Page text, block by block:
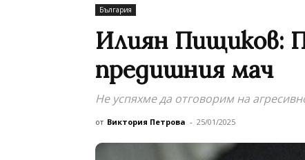
България
Илиян Пищиков:
предишния мач
Не успяхме да отговорим на
от Виктория Петрова - 25/01/2025